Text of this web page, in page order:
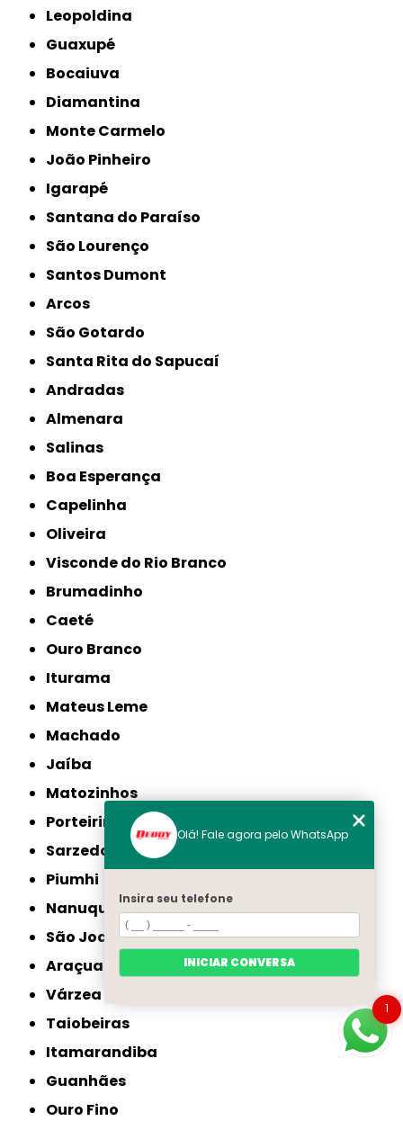
Leopoldina
Guaxupé
Bocaiuva
Diamantina
Monte Carmelo
João Pinheiro
Igarapé
Santana do Paraíso
São Lourenço
Santos Dumont
Arcos
São Gotardo
Santa Rita do Sapucaí
Andradas
Almenara
Salinas
Boa Esperança
Capelinha
Oliveira
Visconde do Rio Branco
Brumadinho
Caeté
Ouro Branco
Iturama
Mateus Leme
Machado
Jaíba
Matozinhos
Porteirinha
Sarzedo
Piumhi
Nanuque
São Joaquim de Bicas
Araçuaí
Várzea da Palma
Taiobeiras
Itamarandiba
Guanhães
Ouro Fino
1
Olá! Fale agora pelo WhatsApp
Insira seu telefone
INICIAR CONVERSA